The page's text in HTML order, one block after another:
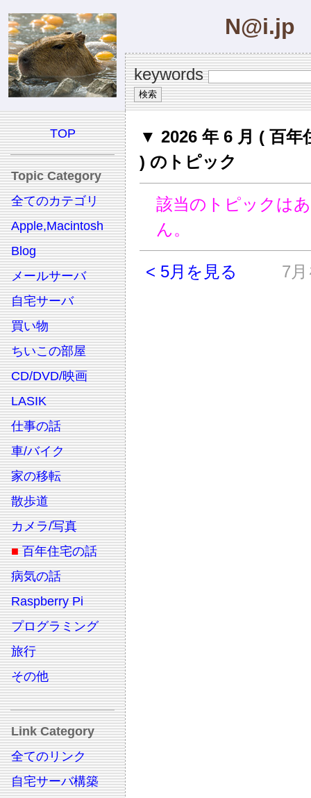
N@i.jp
keywords
TOP
Topic Category
全てのカテゴリ
Apple,Macintosh
Blog
メールサーバ
自宅サーバ
買い物
ちいこの部屋
CD/DVD/映画
LASIK
仕事の話
車/バイク
家の移転
散歩道
カメラ/写真
■ 百年住宅の話
病気の話
Raspberry Pi
プログラミング
旅行
その他
Link Category
全てのリンク
自宅サーバ構築
▼ 2026 年 6 月 ( 百年
) のトピック
該当のトピックは
ん。
< 5月を見る 7